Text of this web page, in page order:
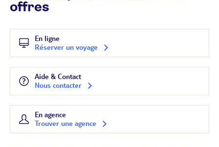
offres
En ligne
Réserver un voyage
Aide & Contact
Nous contacter
En agence
Trouver une agence